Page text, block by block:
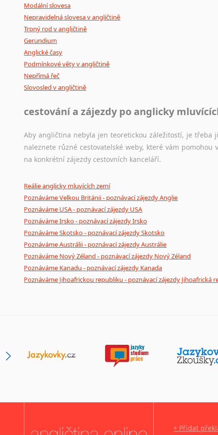
Modální slovesa
Nepravidelná slovesa v angličtině
Trpný rod v angličtině
Gerundium
Anglické časy
Podmínkové věty v angličtině
Nepřímá řeč
Slovosled v angličtině
cestování a zájezdy po anglicky
Aby angličtina nebyla jen teoretickou záležitostí, je
naleznete různé cestovatelské weby, které vám
na konkrétní zájezdy cestovních kanceláří.
Reálie anglicky mluvících zemí
Poznáváme Velkou Británii - poznávací zájezdy Anglie
Poznáváme USA - poznávací zájezdy USA
Poznáváme Irsko - poznávací zájezdy Irsko
Poznáváme Skotsko - poznávací zájezdy Skotsko
Poznáváme Austrálii - poznávací zájezdy Austrálie
Poznáváme Nový Zéland - poznávací zájezdy Nový Zéland
Poznáváme Kanadu - poznávací zájezdy Kanada
Poznáváme Jihoafrickou republiku - poznávací zájezdy Jihoafrická
+ Přidat